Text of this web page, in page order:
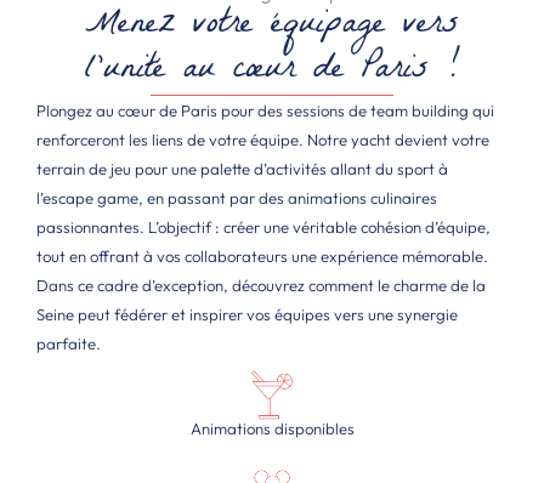
Menez votre équipage vers
l'unité au cœur de Paris !
Plongez au cœur de Paris pour des sessions de team building qui
renforceront les liens de votre équipe. Notre yacht devient votre
terrain de jeu pour une palette d’activités allant du sport à
l’escape game, en passant par des animations culinaires
passionnantes. L’objectif : créer une véritable cohésion d’équipe,
tout en offrant à vos collaborateurs une expérience mémorable.
Dans ce cadre d’exception, découvrez comment le charme de la
Seine peut fédérer et inspirer vos équipes vers une synergie
parfaite.
Animations disponibles